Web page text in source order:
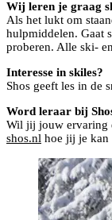
Wij leren je graag
Als het lukt om
hulpmiddelen. Gaat
proberen. Alle ski-
Interesse in skiles?
Shos geeft les in de
Word leraar bij
Wil jij jouw ervaring
shos.nl hoe jij je kan